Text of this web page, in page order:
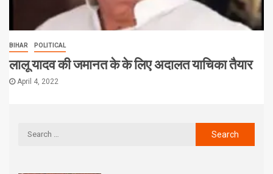
BIHAR POLITICAL
लालू यादव की जमानत के के लिए अदालत याचिका तैयार
April 4, 2022